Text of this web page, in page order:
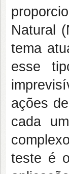
Natural
tema
esse
ações
cada
teste é